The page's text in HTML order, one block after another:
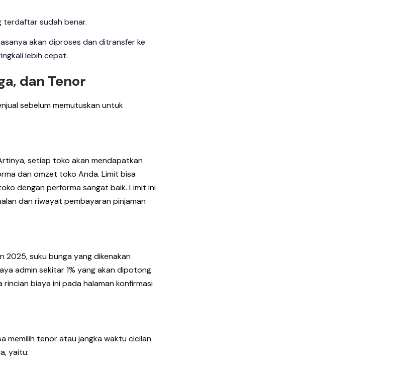
terdaftar sudah benar.
akan diproses dan ditransfer ke
lebih cepat.
dan Tenor
sebelum memutuskan untuk
setiap toko akan mendapatkan
dan omzet toko Anda. Limit bisa
dengan performa sangat baik. Limit ini
dan riwayat pembayaran pinjaman
2025, suku bunga yang dikenakan
admin sekitar 1% yang akan dipotong
rincian biaya ini pada halaman konfirmasi
memilih tenor atau jangka waktu cicilan
yaitu: